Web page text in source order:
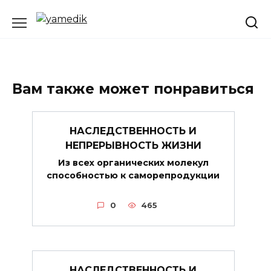
Вам также может понравиться
НАСЛЕДСТВЕННОСТЬ И
НЕПРЕРЫВНОСТЬ ЖИЗНИ
Из всех органических молекул
способностью к саморепродукции
0 465